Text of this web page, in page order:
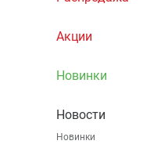
Акции
Новинки
Новости
Новинки